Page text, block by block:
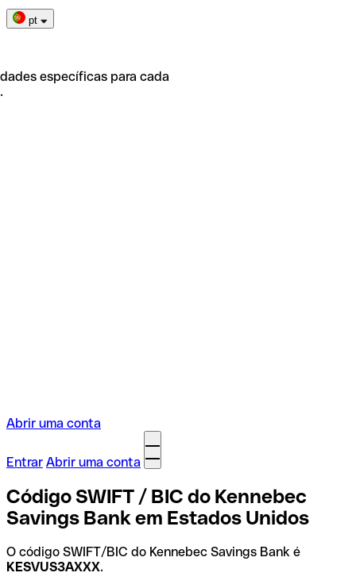
pt
específicas para cada
Abrir uma conta
Entrar Abrir uma conta
Código SWIFT / BIC do Kennebec
Savings Bank em Estados Unidos
O código SWIFT/BIC do Kennebec Savings Bank é
KESVUS3AXXX.